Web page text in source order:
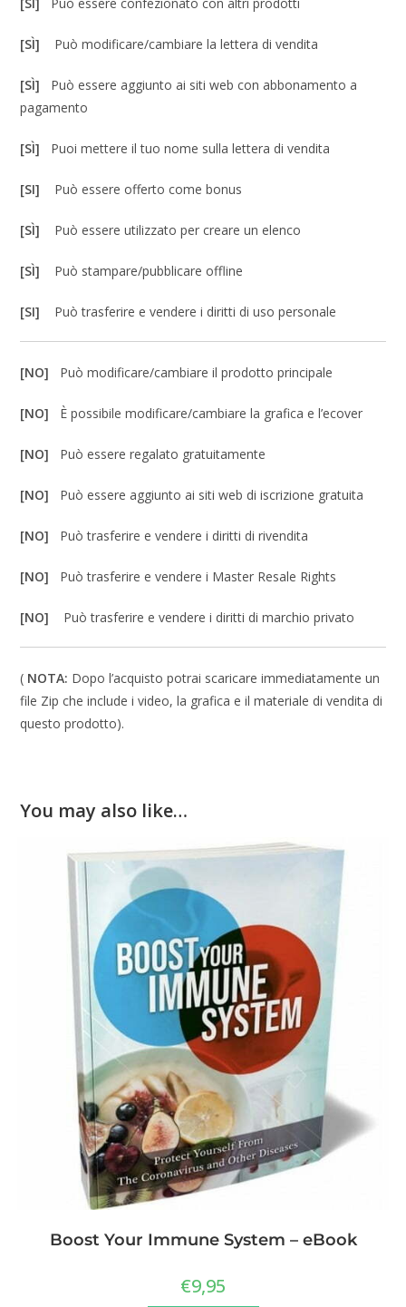
[SÌ] Può modificare/cambiare la lettera di vendita
[SÌ] Può essere aggiunto ai siti web con abbonamento a
pagamento
[SÌ] Puoi mettere il tuo nome sulla lettera di vendita
[SI] Può essere offerto come bonus
[SÌ] Può essere utilizzato per creare un elenco
[SÌ] Può stampare/pubblicare offline
[SI] Può trasferire e vendere i diritti di uso personale
[NO] Può modificare/cambiare il prodotto principale
[NO] È possibile modificare/cambiare la grafica e l’ecover
[NO] Può essere regalato gratuitamente
[NO] Può essere aggiunto ai siti web di iscrizione gratuita
[NO] Può trasferire e vendere i diritti di rivendita
[NO] Può trasferire e vendere i Master Resale Rights
[NO] Può trasferire e vendere i diritti di marchio privato
( NOTA: Dopo l’acquisto potrai scaricare immediatamente un
file Zip che include i video, la grafica e il materiale di vendita di
questo prodotto).
You may also like…
Boost Your Immune System – eBook
€9,95